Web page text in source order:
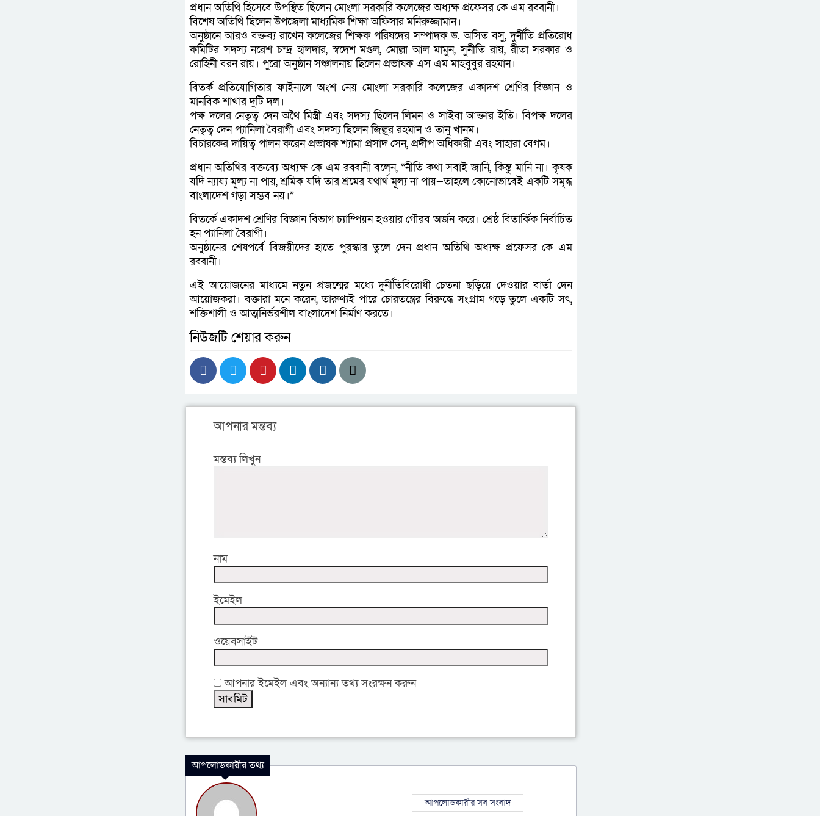
প্রধান অতিথি হিসেবে উপস্থিত ছিলেন মোংলা সরকারি কলেজের অধ্যক্ষ প্রফেসর কে এম রব্বানী।
বিশেষ অতিথি ছিলেন উপজেলা মাধ্যমিক শিক্ষা অফিসার মনিরুজ্জামান।
অনুষ্ঠানে আরও বক্তব্য রাখেন কলেজের শিক্ষক পরিষদের সম্পাদক ড. অসিত বসু, দুর্নীতি প্রতিরোধ
কমিটির সদস্য নরেশ চন্দ্র হালদার, স্বদেশ মণ্ডল, মোল্লা আল মামুন, সুনীতি রায়, রীতা সরকার ও
রোহিনী বরন রায়। পুরো অনুষ্ঠান সঞ্চালনায় ছিলেন প্রভাষক এস এম মাহবুবুর রহমান।
বিতর্ক প্রতিযোগিতার ফাইনালে অংশ নেয় মোংলা সরকারি কলেজের একাদশ শ্রেণির বিজ্ঞান ও
মানবিক শাখার দুটি দল।
পক্ষ দলের নেতৃত্ব দেন অথৈ মিস্ত্রী এবং সদস্য ছিলেন লিমন ও সাইবা আক্তার ইতি। বিপক্ষ দলের
নেতৃত্ব দেন প্যানিলা বৈরাগী এবং সদস্য ছিলেন জিল্লুর রহমান ও তানু খানম।
বিচারকের দায়িত্ব পালন করেন প্রভাষক শ্যামা প্রসাদ সেন, প্রদীপ অধিকারী এবং সাহারা বেগম।
প্রধান অতিথির বক্তব্যে অধ্যক্ষ কে এম রব্বানী বলেন, “নীতি কথা সবাই জানি, কিন্তু মানি না। কৃষক
যদি ন্যায্য মূল্য না পায়, শ্রমিক যদি তার শ্রমের যথার্থ মূল্য না পায়—তাহলে কোনোভাবেই একটি সমৃদ্ধ
বাংলাদেশ গড়া সম্ভব নয়।”
বিতর্কে একাদশ শ্রেণির বিজ্ঞান বিভাগ চ্যাম্পিয়ন হওয়ার গৌরব অর্জন করে। শ্রেষ্ঠ বিতার্কিক নির্বাচিত
হন প্যানিলা বৈরাগী।
অনুষ্ঠানের শেষপর্বে বিজয়ীদের হাতে পুরস্কার তুলে দেন প্রধান অতিথি অধ্যক্ষ প্রফেসর কে এম
রব্বানী।
এই আয়োজনের মাধ্যমে নতুন প্রজন্মের মধ্যে দুর্নীতিবিরোধী চেতনা ছড়িয়ে দেওয়ার বার্তা দেন
আয়োজকরা। বক্তারা মনে করেন, তারুণ্যই পারে চোরতন্ত্রের বিরুদ্ধে সংগ্রাম গড়ে তুলে একটি সৎ,
শক্তিশালী ও আত্মনির্ভরশীল বাংলাদেশ নির্মাণ করতে।
নিউজটি শেয়ার করুন
আপনার মন্তব্য
মন্তব্য লিখুন
নাম
ইমেইল
ওয়েবসাইট
আপনার ইমেইল এবং অন্যান্য তথ্য সংরক্ষন করুন
আপলোডকারীর তথ্য
আপলোডকারীর সব সংবাদ